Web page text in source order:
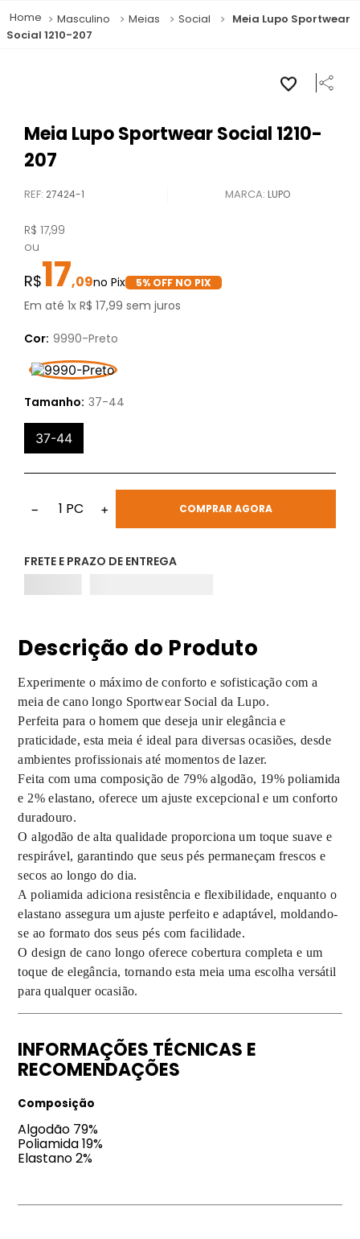
Masculino Meias Social
Meia Lupo Sportwear
Social 1210-207
Meia Lupo Sportwear Social 1210-
207
REF: 27424-1 LUPO
R$ 17,99
ou
17,09 5% OFF NO PIX
Em até1xR$ 17,99 sem juros
Cor: 9990-Preto
Tamanho: 37-44
37-44
− 1 PC + COMPRAR AGORA
FRETE E PRAZO DE ENTREGA
Descrição do Produto
Experimente o máximo de conforto e sofisticação com a
meia de cano longo Sportwear Social da Lupo.
Perfeita para o homem que deseja unir elegância e
praticidade, esta meia é ideal para diversas ocasiões, desde
ambientes profissionais até momentos de lazer.
Feita com uma composição de 79% algodão, 19% poliamida
e 2% elastano, oferece um ajuste excepcional e um conforto
duradouro.
O algodão de alta qualidade proporciona um toque suave e
respirável, garantindo que seus pés permaneçam frescos e
secos ao longo do dia.
A poliamida adiciona resistência e flexibilidade, enquanto o
elastano assegura um ajuste perfeito e adaptável, moldando-
se ao formato dos seus pés com facilidade.
O design de cano longo oferece cobertura completa e um
toque de elegância, tornando esta meia uma escolha versátil
para qualquer ocasião.
INFORMAÇÕES TÉCNICAS E
RECOMENDAÇÕES
Composição
Algodão 79%
Poliamida 19%
Elastano 2%